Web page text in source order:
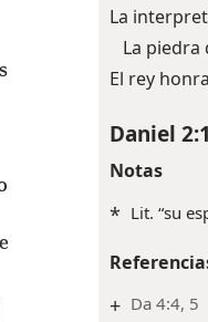
Daniel le
La
La
Daniel 2:1
Notas